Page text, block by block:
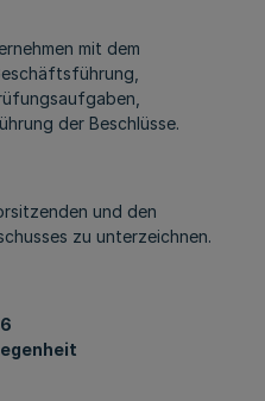
mit dem
der Beschlüsse.
und den
zu unterzeichnen.